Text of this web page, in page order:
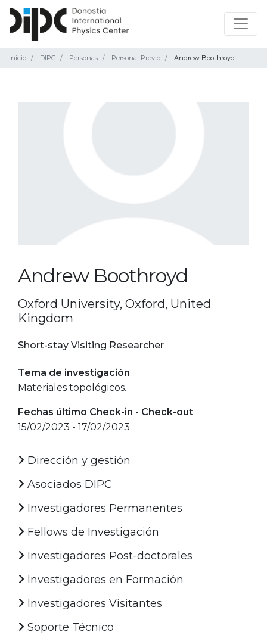
Inicio DIPC Personas Personal Previo Andrew Boothroyd
Andrew Boothroyd
Oxford University, Oxford, United
Kingdom
Short-stay Visiting Researcher
Tema de investigación
Materiales topológicos.
Fechas último Check-in - Check-out
15/02/2023 - 17/02/2023
Dirección y gestión
Asociados DIPC
Investigadores Permanentes
Fellows de Investigación
Investigadores Post-doctorales
Investigadores en Formación
Investigadores Visitantes
Soporte Técnico